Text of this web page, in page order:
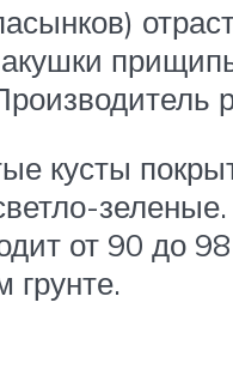
кусты
от 90 до
грунте.